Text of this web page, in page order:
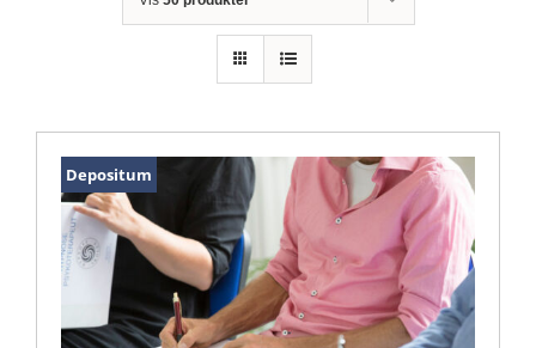
Depositum